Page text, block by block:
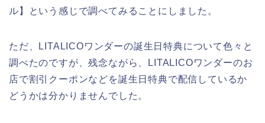
ル】という感じで調べてみることにしました。
ただ、LITALICOワンダーの誕生日特典について色々と
調べたのですが、残念ながら、LITALICOワンダーのお
店で割引クーポンなどを誕生日特典で配信しているか
どうかは分かりませんでした。